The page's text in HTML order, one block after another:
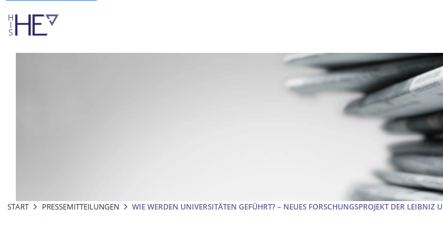
START PRESSEMITTEILUNGEN WIE WERDEN UNIVERSITÄTEN GEFÜHRT? – NEUES FORSCHUNGSPROJEKT DER